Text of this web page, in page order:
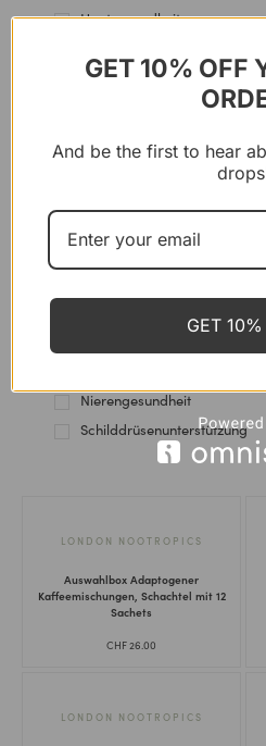
Hautgesundheit
Hormone
Immununterstützung
Knochen
Lippenpflege
Nierengesundheit
Schilddrüsenunterstützung
Auswahlbox Adaptogener
Kaffeemischungen, Schachtel mit 12
Sachets
CHF26.00
LONDON NOOTROPICS
LONDON NOOTROPICS
GET 10% OFF
And be the first to hear
GET 10%